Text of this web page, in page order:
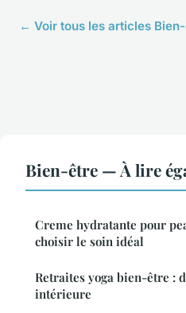
← Voir tous les articles
Bien-être — À lire
Creme hydratante pour
choisir le soin idéal
Retraites yoga bien-être :
intérieure